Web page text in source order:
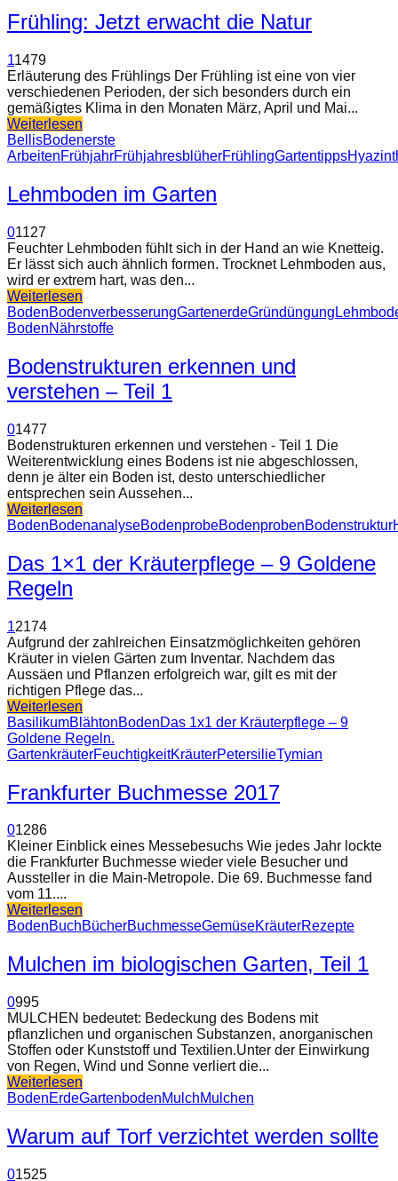
Frühling: Jetzt erwacht die Natur
11479
Erläuterung des Frühlings Der Frühling ist eine von vier
verschiedenen Perioden, der sich besonders durch ein
gemäßigtes Klima in den Monaten März, April und Mai...
Weiterlesen
BellisBodenerste
ArbeitenFrühjahrFrühjahresblüherFrühlingGartentipps
Lehmboden im Garten
01127
Feuchter Lehmboden fühlt sich in der Hand an wie Knetteig.
Er lässt sich auch ähnlich formen. Trocknet Lehmboden aus,
wird er extrem hart, was den...
Weiterlesen
BodenBodenverbesserungGartenerdeGründüngung
BodenNährstoffe
Bodenstrukturen erkennen und
verstehen – Teil 1
01477
Bodenstrukturen erkennen und verstehen - Teil 1 Die
Weiterentwicklung eines Bodens ist nie abgeschlossen,
denn je älter ein Boden ist, desto unterschiedlicher
entsprechen sein Aussehen...
Weiterlesen
BodenBodenanalyseBodenprobeBodenprobenBodenstruktur
Das 1×1 der Kräuterpflege – 9 Goldene
Regeln
12174
Aufgrund der zahlreichen Einsatzmöglichkeiten gehören
Kräuter in vielen Gärten zum Inventar. Nachdem das
Aussäen und Pflanzen erfolgreich war, gilt es mit der
richtigen Pflege das...
Weiterlesen
BasilikumBlähtonBodenDas 1x1 der Kräuterpflege – 9
Goldene Regeln.
GartenkräuterFeuchtigkeitKräuterPetersilieTymian
Frankfurter Buchmesse 2017
01286
Kleiner Einblick eines Messebesuchs Wie jedes Jahr lockte
die Frankfurter Buchmesse wieder viele Besucher und
Aussteller in die Main-Metropole. Die 69. Buchmesse fand
vom 11....
Weiterlesen
BodenBuchBücherBuchmesseGemüseKräuterRezepte
Mulchen im biologischen Garten, Teil 1
0995
MULCHEN bedeutet: Bedeckung des Bodens mit
pflanzlichen und organischen Substanzen, anorganischen
Stoffen oder Kunststoff und Textilien.Unter der Einwirkung
von Regen, Wind und Sonne verliert die...
Weiterlesen
BodenErdeGartenbodenMulchMulchen
Warum auf Torf verzichtet werden sollte
01525